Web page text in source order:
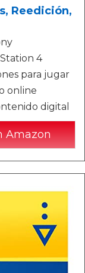
Reedición,
4
para jugar
online
digital
Amazon